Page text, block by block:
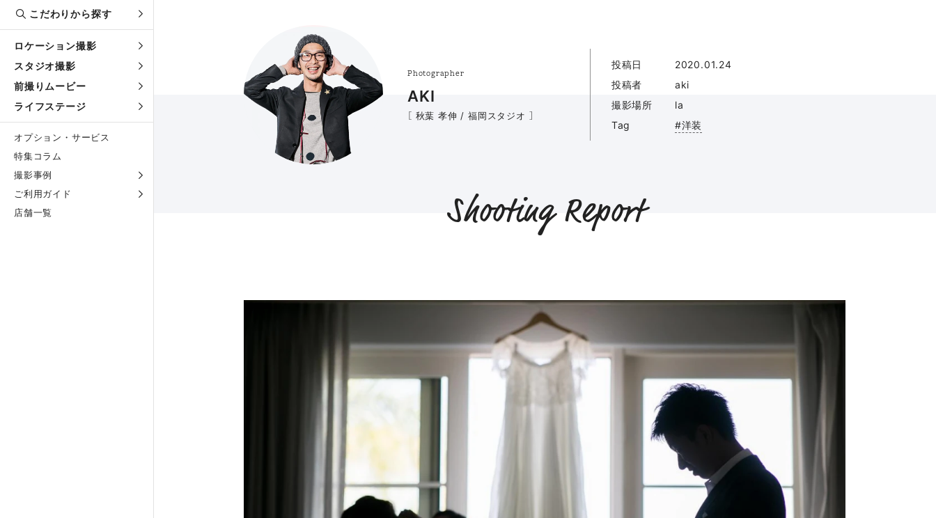
こだわりから探す
ロケーション撮影
スタジオ撮影
前撮りムービー
ライフステージ
オプション・サービス
特集コラム
撮影事例
ご利用ガイド
店舗一覧
Photographer
AKI
［ 秋葉 孝伸 / 福岡スタジオ ］
投稿日
2020.01.24
投稿者
aki
撮影場所
la
Tag
#洋装
Shooting Report